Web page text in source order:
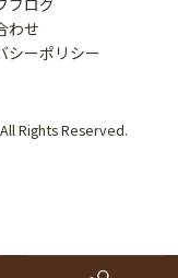
ブログ
わせ
シーポリシー
Rights Reserved.